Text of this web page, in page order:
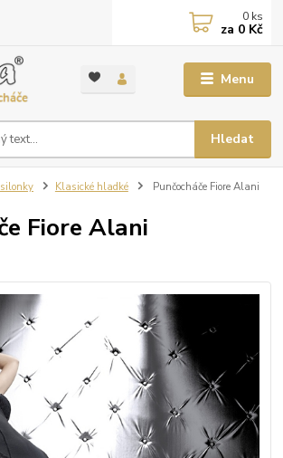
Menu
Hledat
0 ks
za 0 Kč
Klasické hladké Punčocháče Fiore Alani
Fiore Alani